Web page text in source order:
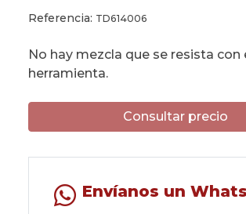
Referencia: TD614006
No hay mezcla que se resista con
herramienta.
Consultar precio
Envíanos un